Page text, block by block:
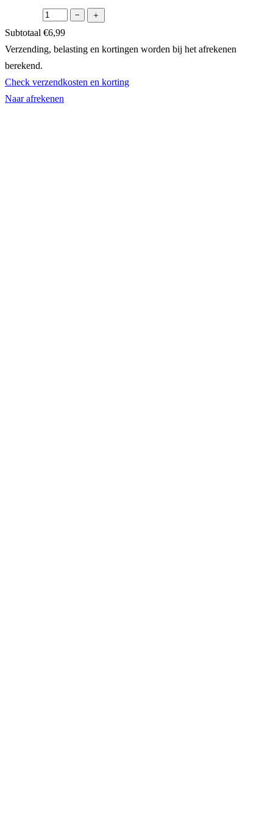
Producten
in
winkelwagen
− ＋
Subtotaal €6,99
Verzending, belasting en kortingen worden bij het afrekenen
berekend.
Check verzendkosten en korting
Naar afrekenen